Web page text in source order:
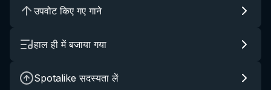
उपवोट किए गए गाने
हाल ही में बजाया गया
Spotalike सदस्यता लें